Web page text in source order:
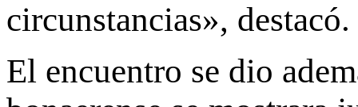
circunstancias», destacó.
El encuentro se dio